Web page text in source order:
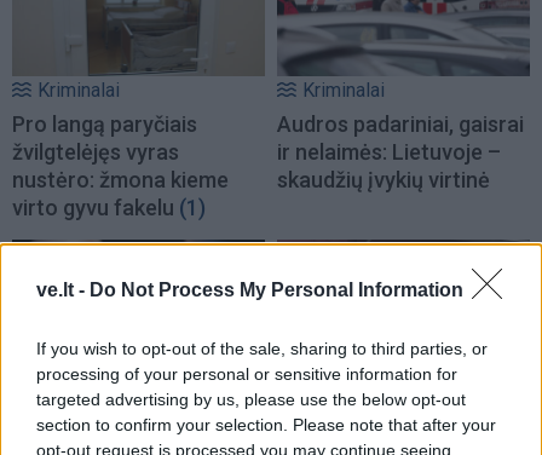
ve.lt - Do Not Process My Personal Information
If you wish to opt-out of the sale, sharing to third parties, or
processing of your personal or sensitive information for
targeted advertising by us, please use the below opt-out
section to confirm your selection. Please note that after your
opt-out request is processed you may continue seeing
Kriminalai
Pro langą paryčiais
žvilgtelėjęs vyras
nustėro: žmona kieme
virto gyvu fakelu (1)
Kriminalai
Audros padariniai, gaisrai
ir nelaimės: Lietuvoje –
skaudžių įvykių virtinė
Kriminalai
Sukčiai iš įmonės
Kriminalai
Vilniaus rajone pro langą